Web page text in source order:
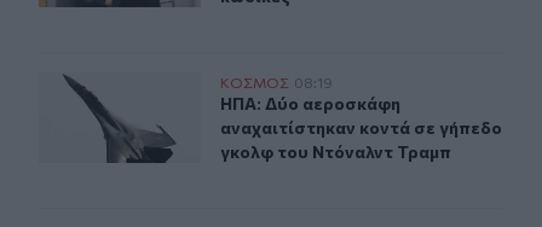
ΗΠΑ: Δύο αεροσκάφη αναχαιτίστηκαν κοντά σε
ΚΟΣΜΟΣ 08:19
ΗΠΑ: Δύο αεροσκάφη
ΗΠΑ: Δύο αεροσκάφη
αναχαιτίστηκαν κοντά σε γήπεδο
γκολφ του Ντόναλντ Τραμπ